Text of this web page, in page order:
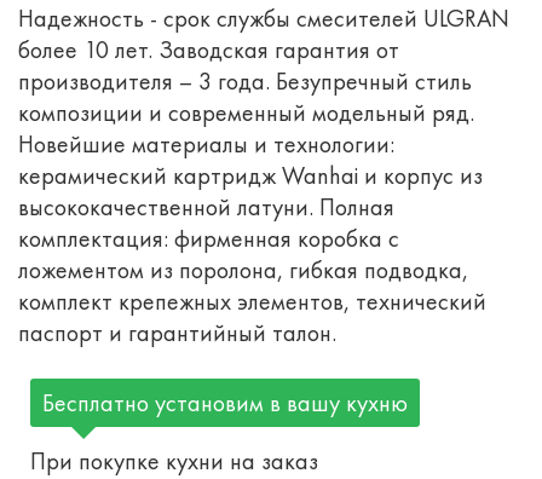
Надежность - срок службы смесителей ULGRAN
более 10 лет. Заводская гарантия от
производителя – 3 года. Безупречный стиль
композиции и современный модельный ряд.
Новейшие материалы и технологии:
керамический картридж Wanhai и корпус из
высококачественной латуни. Полная
комплектация: фирменная коробка с
ложементом из поролона, гибкая подводка,
комплект крепежных элементов, технический
паспорт и гарантийный талон.
Бесплатно установим в вашу кухню
При покупке кухни на заказ